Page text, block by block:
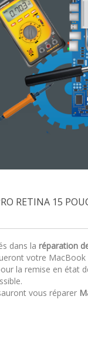
RETINA 15
dans la réparation
votre
la remise en état
vous réparer